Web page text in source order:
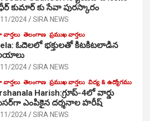
కుమార్ కు సేవా పురస్కారం
2024 SIRA NEWS
తెలంగాణ ప్రముఖ వార్తలు
ఓదెల‌లో భక్తులతో కిటకిటలాడిన
2024 SIRA NEWS
తెలంగాణ ప్రముఖ వార్తలు విద్య & ఉద్యోగము
Harish:గ్రూప్-4లో వార్డు
ఎంపికైన దర్శనాల హరీష్
2024 SIRA NEWS